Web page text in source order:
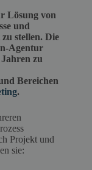
Lösung von
und
stellen. Die
Agentur
zu
Bereichen
.
Projekt und
sie: